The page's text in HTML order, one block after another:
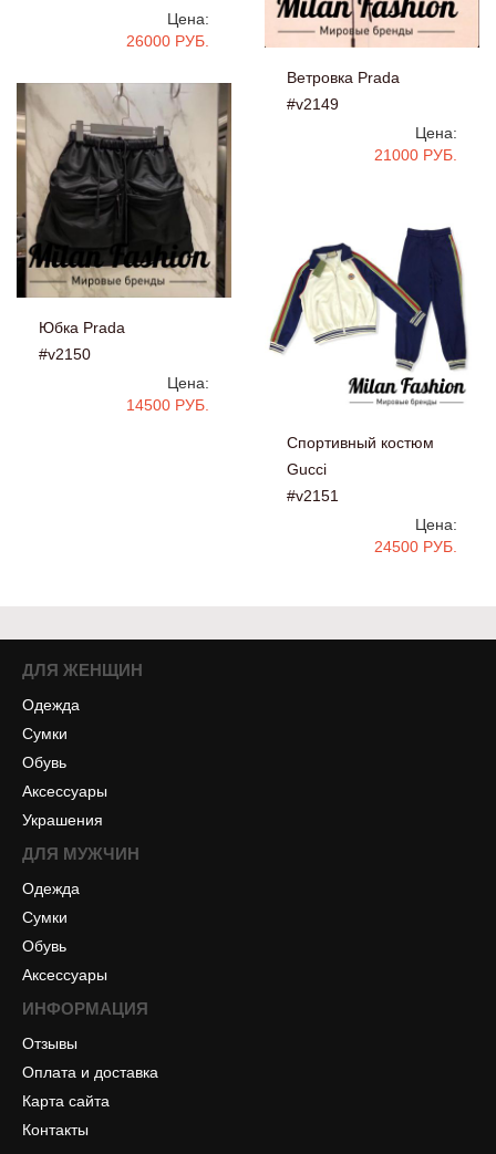
Цена:
26000 РУБ.
Ветровка Prada
#v2149
Цена:
21000 РУБ.
Юбка Prada
#v2150
Цена:
14500 РУБ.
Спортивный костюм
Gucci
#v2151
Цена:
24500 РУБ.
ДЛЯ ЖЕНЩИН
Одежда
Сумки
Обувь
Аксессуары
Украшения
ДЛЯ МУЖЧИН
Одежда
Сумки
Обувь
Аксессуары
ИНФОРМАЦИЯ
Отзывы
Оплата и доставка
Карта сайта
Контакты